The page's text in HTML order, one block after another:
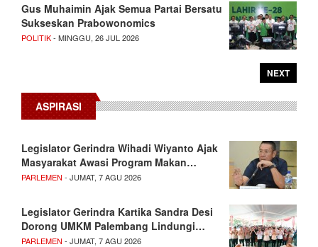
Gus Muhaimin Ajak Semua Partai Bersatu
Sukseskan Prabowonomics
POLITIK- MINGGU, 26 JUL 2026
NEXT
ASPIRASI
Legislator Gerindra Wihadi Wiyanto Ajak
Masyarakat Awasi Program Makan…
PARLEMEN - JUMAT, 7 AGU 2026
Legislator Gerindra Kartika Sandra Desi
Dorong UMKM Palembang Lindungi…
PARLEMEN - JUMAT, 7 AGU 2026